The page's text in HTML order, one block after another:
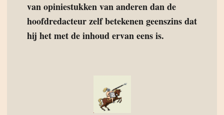
van opiniestukken van anderen dan de
hoofdredacteur zelf betekenen geenszins dat
hij het met de inhoud ervan eens is.